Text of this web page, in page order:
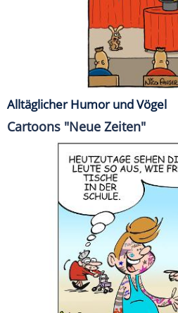
Alltäglicher Humor und Vögel
Cartoons "Neue Zeiten"